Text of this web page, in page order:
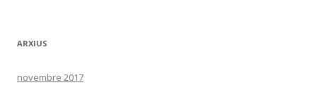
ARXIUS
novembre 2017